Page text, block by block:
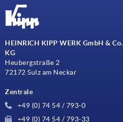
HEINRICH KIPP WERK GmbH & Co.
KG
Heubergstraße 2
72172 Sulz am Neckar
Zentrale
+49 (0) 74 54 / 793-0
+49 (0) 74 54 / 793-33